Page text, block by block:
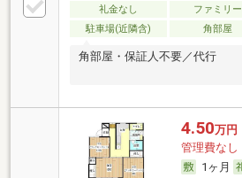
礼金なし ファミリー
駐車場(近隣含)
角部屋
角部屋・保証人不要／代行
4.50万円
管理費なし
1ヶ月